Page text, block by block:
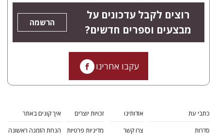
רוצים לקבל עדכונים על
מבצעים וספרים חדשים?
הרשמה
עקבו אחרינו
כתבי עת
סדרות
אודותינו
צרו קשר
זכויות יוצרים
מדיניות פרטיות
איך קונים באתר
הנחת הזמנה ראשונה